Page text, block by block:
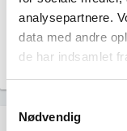
analysepartnere.
data med andre
de har indsamlet
Nødvendig
hourglass_empty Historisk